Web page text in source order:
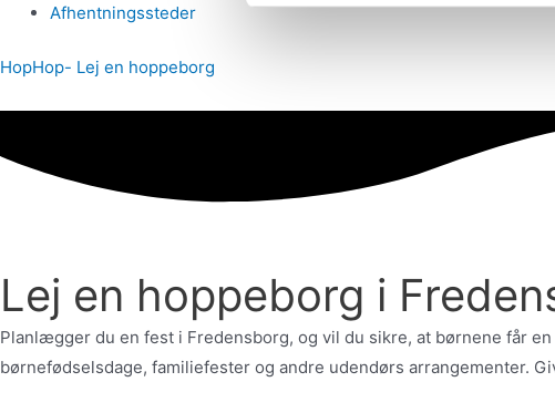
Afhentningssteder
HopHop- Lej en hoppeborg
Lej en hoppeborg i
Planlægger du en fest i Fredensborg, og vil du sikre, at børnene får
børnefødselsdage, familiefester og andre udendørs arrangementer.